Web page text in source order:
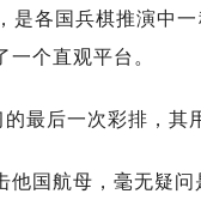
各国兵棋推演中
个直观平台。
最后一次彩排，其
国航母，毫无疑问